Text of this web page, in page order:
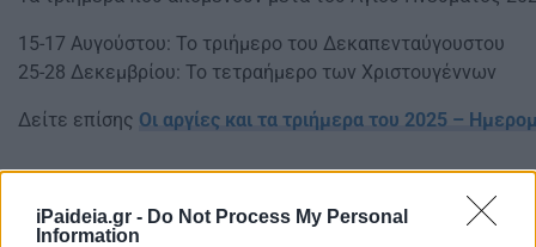
iPaideia.gr - Do Not Process My Personal
Information
15-17 Αυγούστου: Το τριήμερο του Δεκαπενταύγουστου
25-28 Δεκεμβρίου: Το τετραήμερο των Χριστουγέννων
Δείτε επίσης Οι αργίες και τα τριήμερα του 2025 –